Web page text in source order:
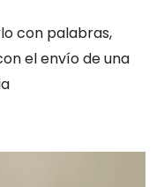
con palabras,
el envío de una